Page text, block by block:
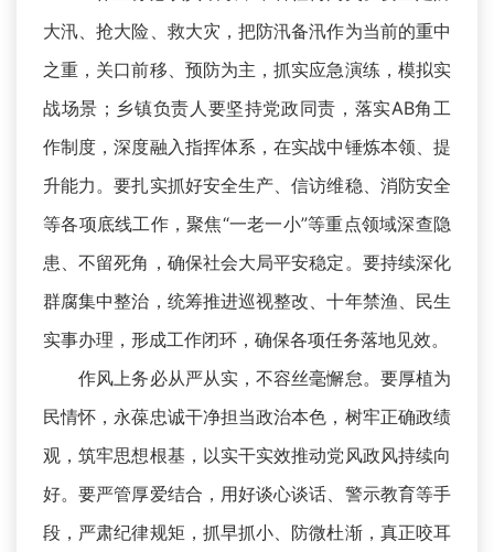
大汛、抢大险、救大灾，把防汛备汛作为当前的重中
之重，关口前移、预防为主，抓实应急演练，模拟实
战场景；乡镇负责人要坚持党政同责，落实AB角工
作制度，深度融入指挥体系，在实战中锤炼本领、提
升能力。要扎实抓好安全生产、信访维稳、消防安全
等各项底线工作，聚焦“一老一小”等重点领域深查隐
患、不留死角，确保社会大局平安稳定。要持续深化
群腐集中整治，统筹推进巡视整改、十年禁渔、民生
实事办理，形成工作闭环，确保各项任务落地见效。
作风上务必从严从实，不容丝毫懈怠。要厚植为
民情怀，永葆忠诚干净担当政治本色，树牢正确政绩
观，筑牢思想根基，以实干实效推动党风政风持续向
好。要严管厚爱结合，用好谈心谈话、警示教育等手
段，严肃纪律规矩，抓早抓小、防微杜渐，真正咬耳